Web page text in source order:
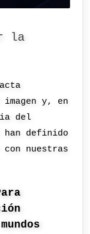
la
y, en
del
han definido
con nuestras